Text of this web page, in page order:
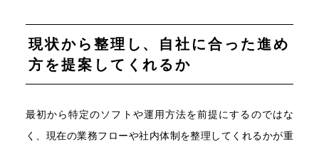
現状から整理し、自社に合った進め
方を提案してくれるか
最初から特定のソフトや運用方法を前提にするのではな
く、現在の業務フローや社内体制を整理してくれるかが重